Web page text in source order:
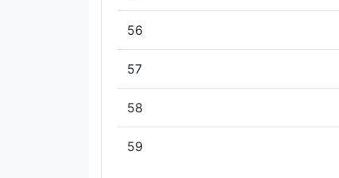
56
57
58
59